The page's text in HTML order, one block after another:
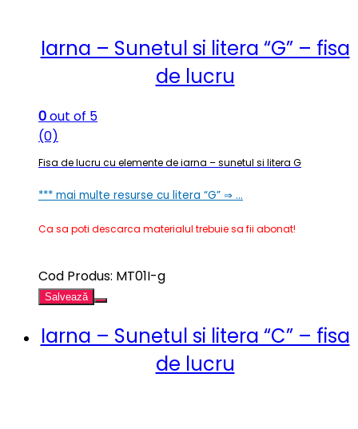
Iarna – Sunetul si litera “G” – fisa
de lucru
0out of 5
(0)
Fisa de lucru cu elemente de iarna – sunetul si litera G
*** mai multe resurse cu litera “G” ⇒ …
Ca sa poti descarca materialul trebuie sa fii abonat!
Cod Produs: MT01I-g
Salvează
Iarna – Sunetul si litera “C” – fisa
de lucru